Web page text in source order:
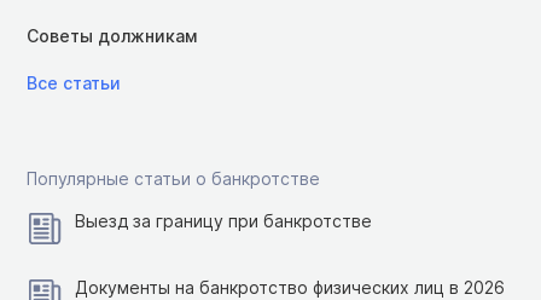
Советы должникам
Все статьи
Популярные статьи о банкротстве
Выезд за границу при банкротстве
Документы на банкротство физических лиц в 2026